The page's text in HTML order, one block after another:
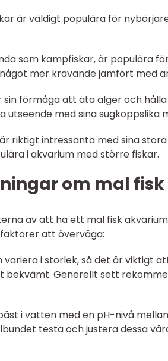
är väldigt populära för
som kampfiskar, är populära
mer krävande jämfört med
sin förmåga att äta alger och
utseende med sina sugkoppslika
riktigt intressanta med sina
i akvarium med större fiskar.
om mal
av att ha ett mal fisk
att överväga:
variera i storlek, så det är viktigt
Generellt sett
i vatten med en pH-nivå
testa och justera dessa